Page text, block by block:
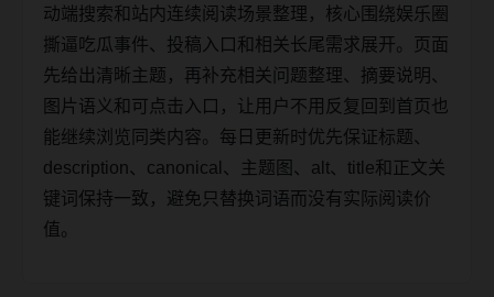
动端搜索和站内连续阅读场景整理，核心围绕娱乐圈
撕逼吃瓜事件、投稿入口和相关长尾需求展开。页面
先给出清晰主题，再补充相关问题整理、摘要说明、
图片语义和可点击入口，让用户不用反复回到首页也
能继续浏览同类内容。每日更新时优先保证标题、
description、canonical、主题图、alt、title和正文关
键词保持一致，避免只替换词语而没有实际阅读价
值。